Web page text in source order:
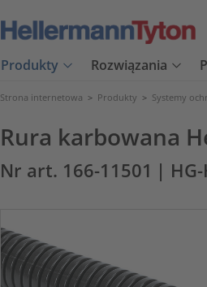
Produkty Rozwiązania
Strona internetowa > Produkty > Systemy
Rura karbowana
Nr art. 166-11501 |